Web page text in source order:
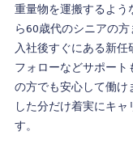
重量物を運搬するよ
ら60歳代のシニアの
入社後すぐにある新
フォローなどサポー
の方でも安心して働
した分だけ着実にキ
す。